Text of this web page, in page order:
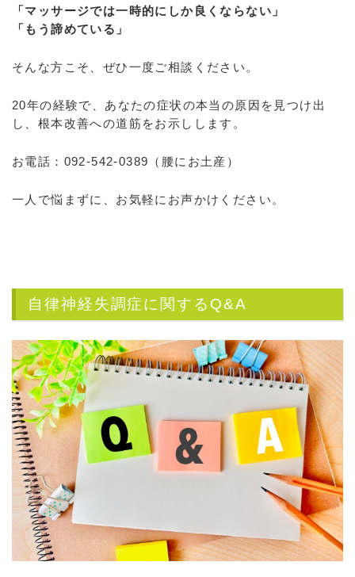
「マッサージでは一時的にしか良くならない」
「もう諦めている」
そんな方こそ、ぜひ一度ご相談ください。
20年の経験で、あなたの症状の本当の原因を見つけ出
し、根本改善への道筋をお示しします。
お電話：092-542-0389（腰にお土産）
一人で悩まずに、お気軽にお声かけください。
自律神経失調症に関するQ&A